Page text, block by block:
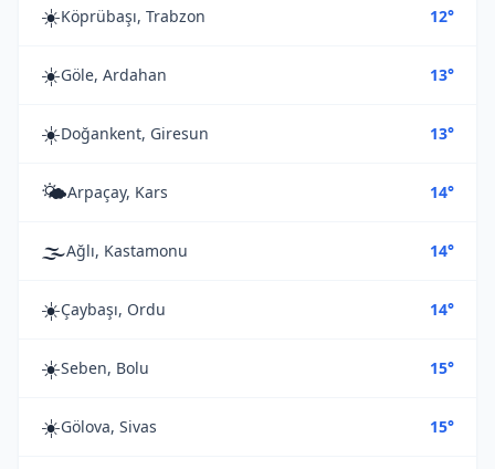
☀️Köprübaşı, Trabzon 12°
☀️Göle, Ardahan 13°
☀️Doğankent, Giresun 13°
🌤️Arpaçay, Kars 14°
🌫️Ağlı, Kastamonu 14°
☀️Çaybaşı, Ordu 14°
☀️Seben, Bolu 15°
☀️Gölova, Sivas 15°